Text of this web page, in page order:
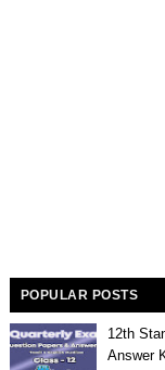
POPULAR POSTS
12th
Answer